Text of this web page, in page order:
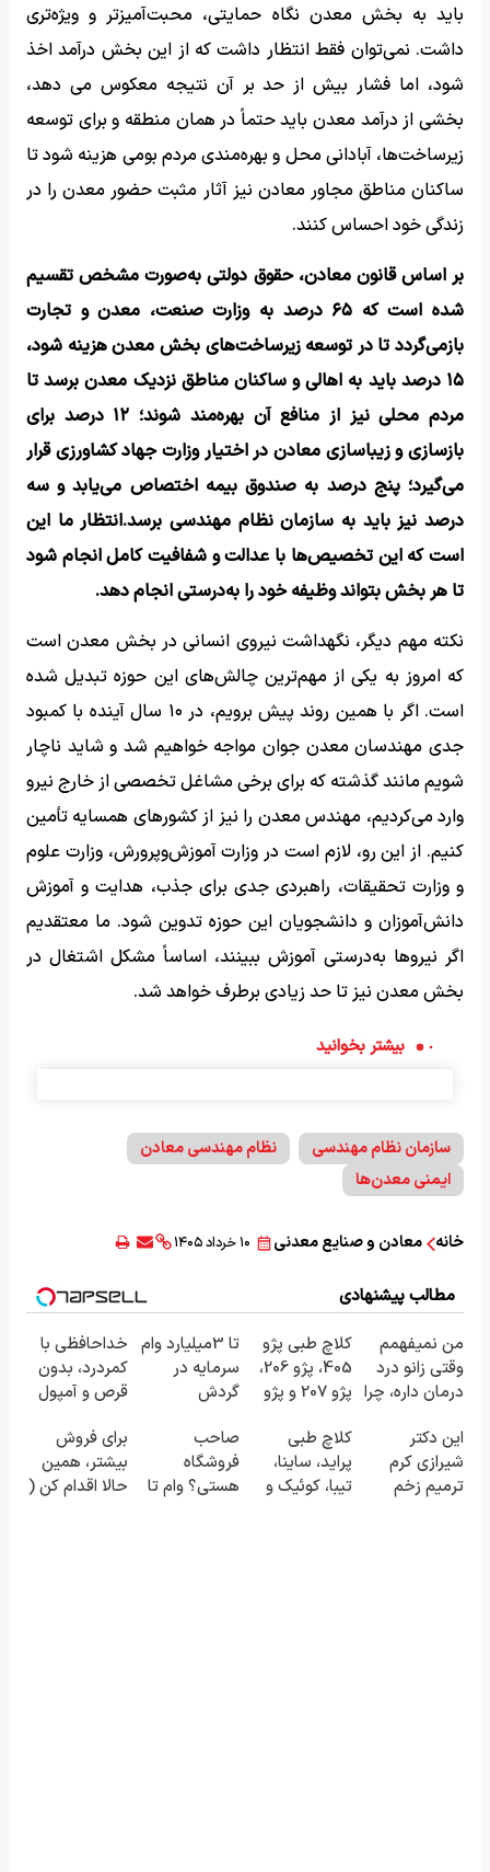
باید به بخش معدن نگاه حمایتی، محبت‌آمیزتر و ویژه‌تری
داشت. نمی‌توان فقط انتظار داشت که از این بخش درآمد اخذ
شود، اما فشار بیش از حد بر آن نتیجه معکوس می دهد،
بخشی از درآمد معدن باید حتماً در همان منطقه و برای توسعه
زیرساخت‌ها، آبادانی محل و بهره‌مندی مردم بومی هزینه شود تا
ساکنان مناطق مجاور معادن نیز آثار مثبت حضور معدن را در
زندگی خود احساس کنند.
بر اساس قانون معادن، حقوق دولتی به‌صورت مشخص تقسیم
شده است که ۶۵ درصد به وزارت صنعت، معدن و تجارت
بازمی‌گردد تا در توسعه زیرساخت‌های بخش معدن هزینه شود،
۱۵ درصد باید به اهالی و ساکنان مناطق نزدیک معدن برسد تا
مردم محلی نیز از منافع آن بهره‌مند شوند؛ ۱۲ درصد برای
بازسازی و زیباسازی معادن در اختیار وزارت جهاد کشاورزی قرار
می‌گیرد؛ پنج درصد به صندوق بیمه اختصاص می‌یابد و سه
درصد نیز باید به سازمان نظام مهندسی برسد.انتظار ما این
است که این تخصیص‌ها با عدالت و شفافیت کامل انجام شود
تا هر بخش بتواند وظیفه خود را به‌درستی انجام دهد.
نکته مهم دیگر، نگهداشت نیروی انسانی در بخش معدن است
که امروز به یکی از مهم‌ترین چالش‌های این حوزه تبدیل شده
است. اگر با همین روند پیش برویم، در ۱۰ سال آینده با کمبود
جدی مهندسان معدن جوان مواجه خواهیم شد و شاید ناچار
شویم مانند گذشته که برای برخی مشاغل تخصصی از خارج نیرو
وارد می‌کردیم، مهندس معدن را نیز از کشورهای همسایه تأمین
کنیم. از این رو، لازم است در وزارت آموزش‌وپرورش، وزارت علوم
و وزارت تحقیقات، راهبردی جدی برای جذب، هدایت و آموزش
دانش‌آموزان و دانشجویان این حوزه تدوین شود. ما معتقدیم
اگر نیروها به‌درستی آموزش ببینند، اساساً مشکل اشتغال در
بخش معدن نیز تا حد زیادی برطرف خواهد شد.
بیشتر بخوانید
سازمان نظام مهندسی
نظام مهندسی معادن
ایمنی معدن‌ها
خانه معادن و صنایع معدنی ۱۰ خرداد ۱۴۰۵
مطالب پیشنهادی
من نمیفهمم
وقتی زانو درد
درمان داره، چرا
تحمل میکنی؟
❗
کلاچ طبی پژو
405، پژو 206،
پژو 207 و پژو
خداحافظی با
زانودرد
تا 3میلیارد وام
سرمایه در
گردش
فروشگاهت رو
ثبت کن
خداحافظی با
کمردرد، بدون
قرص و آمپول
این دکتر
شیرازی کرم
ترمیم زخم
کلاچ طبی
پراید، ساینا،
تیبا، کوئیک و
صاحب
فروشگاه
هستی؟ وام تا
برای فروش
بیشتر، همین
حالا اقدام کن (